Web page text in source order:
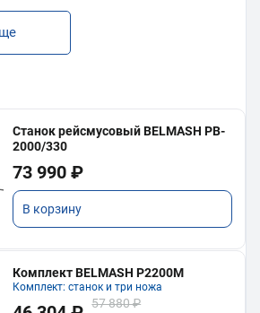
Станок рейсмусовый BELMASH PB-
2000/330
73 990 ₽
В корзину
Комплект BELMASH P2200M
Комплект: станок и три ножа
57 880 ₽